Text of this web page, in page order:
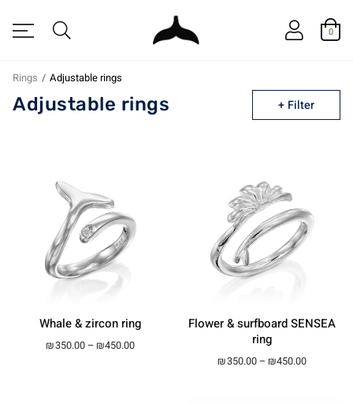
0
Rings / Adjustable rings
Adjustable rings Filter
Whale & zircon ring
₪350.00– ₪450.00Price range: ₪350.00 through ₪450.00
Flower & surfboard SENSEA
ring
₪350.00– ₪450.00Price